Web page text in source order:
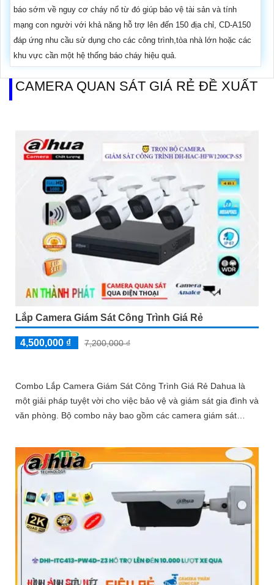
báo sớm về nguy cơ cháy nổ từ đó giúp bảo vệ tài sản và tính
mạng con người với khả năng hỗ trợ lên đến 150 địa chỉ, CD-A150
đáp ứng nhu cầu sử dụng cho các công trình,tòa nhà lớn hoặc các
khu vực cần một hệ thống báo cháy hiệu quả.
CAMERA QUAN SÁT GIÁ RẺ ĐỀ XUẤT
Lắp Camera Giám Sát Công Trình Giá Rẻ
4,500,000 ₫ 7,200,000 ₫
Combo Lắp Camera Giám Sát Công Trình Giá Rẻ Dahua là
một giải pháp tuyệt vời cho việc bảo vệ và giám sát gia đình và
văn phòng. Bộ combo này bao gồm các camera giám sát